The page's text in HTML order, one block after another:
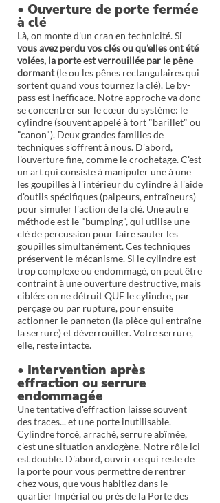
• Ouverture de porte fermée
à clé
Là, on monte d'un cran en technicité. Si
vous avez perdu vos clés ou qu'elles ont été
volées, la porte est verrouillée par le pêne
dormant(le ou les pênes rectangulaires qui
sortent quand vous tournez la clé). Le by-
pass est inefficace. Notre approche va donc
se concentrer sur le cœur du système: le
cylindre (souvent appelé à tort "barillet" ou
"canon"). Deux grandes familles de
techniques s'offrent à nous. D'abord,
l'ouverture fine, comme le crochetage. C'est
un art qui consiste à manipuler une à une
les goupilles à l'intérieur du cylindre à l'aide
d'outils spécifiques (palpeurs, entraîneurs)
pour simuler l'action de la clé. Une autre
méthode est le "bumping", qui utilise une
clé de percussion pour faire sauter les
goupilles simultanément. Ces techniques
préservent le mécanisme. Si le cylindre est
trop complexe ou endommagé, on peut être
contraint à une ouverture destructive, mais
ciblée: on ne détruit QUE le cylindre, par
perçage ou par rupture, pour ensuite
actionner le panneton (la pièce qui entraîne
la serrure) et déverrouiller. Votre serrure,
elle, reste intacte.
• Intervention après
effraction ou serrure
endommagée
Une tentative d'effraction laisse souvent
des traces... et une porte inutilisable.
Cylindre forcé, arraché, serrure abîmée,
c'est une situation anxiogène. Notre rôle ici
est double. D'abord, ouvrir ce qui reste de
la porte pour vous permettre de rentrer
chez vous, que vous habitiez dans le
quartier Impérial ou près de la Porte des